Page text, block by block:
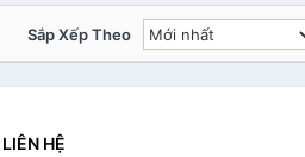
Sắp Xếp Theo
LIÊN HỆ